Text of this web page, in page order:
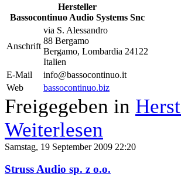
Hersteller
Bassocontinuo Audio Systems Snc
Anschrift
via S. Alessandro
88 Bergamo
Bergamo, Lombardia 24122
Italien
E-Mail
info@bassocontinuo.it
Web
bassocontinuo.biz
Freigegeben in
Weiterlesen
Samstag, 19 September 2009 22:20
Struss Audio sp. z o.o.